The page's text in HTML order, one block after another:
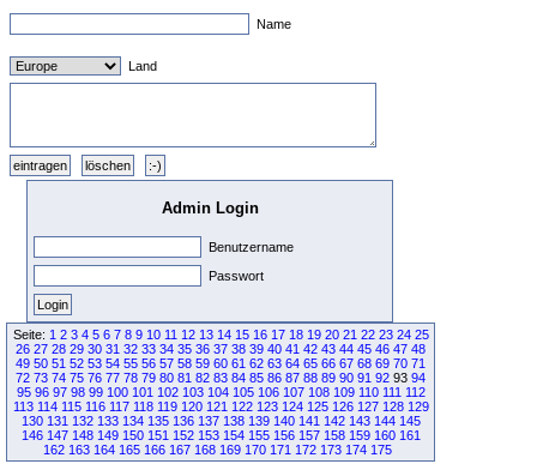
Name
Land
Admin Login
Benutzername
Passwort
Seite: 1 2 3 4 5 6 7 8 9 10 11 12 13 14 15 16 17 18 19 20 21 22 23 24 25
26 27 28 29 30 31 32 33 34 35 36 37 38 39 40 41 42 43 44 45 46 47 48
49 50 51 52 53 54 55 56 57 58 59 60 61 62 63 64 65 66 67 68 69 70 71
72 73 74 75 76 77 78 79 80 81 82 83 84 85 86 87 88 89 90 91 92 93 94
95 96 97 98 99 100 101 102 103 104 105 106 107 108 109 110 111 112
113 114 115 116 117 118 119 120 121 122 123 124 125 126 127 128 129
130 131 132 133 134 135 136 137 138 139 140 141 142 143 144 145
146 147 148 149 150 151 152 153 154 155 156 157 158 159 160 161
162 163 164 165 166 167 168 169 170 171 172 173 174 175